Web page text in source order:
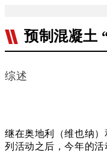
预制混凝土
综述
继在奥地利（维也纳
列活动之后，今年的活